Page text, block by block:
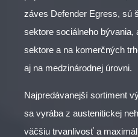
záves Defender Egress, sú
sektore sociálneho bývania,
sektore a na komerčných
aj na medzinárodnej úrovni.
Najpredávanejší sortiment
sa vyrába z austenitickej
väčšiu trvanlivosť a